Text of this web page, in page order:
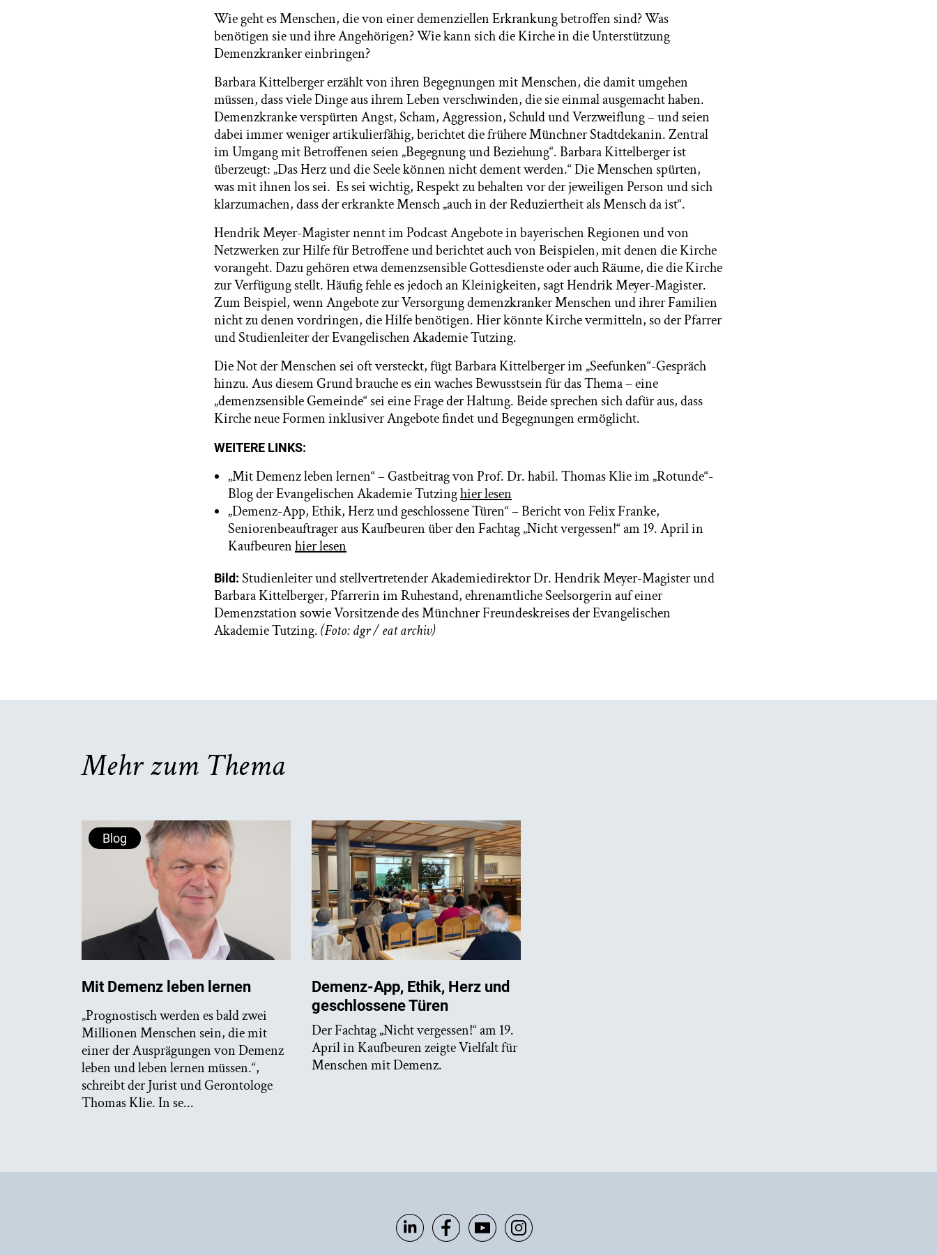
Wie geht es Menschen, die von einer demenziellen Erkrankung betroffen sind? Was
benötigen sie und ihre Angehörigen? Wie kann sich die Kirche in die Unterstützung
Demenzkranker einbringen?
Barbara Kittelberger erzählt von ihren Begegnungen mit Menschen, die damit umgehen
müssen, dass viele Dinge aus ihrem Leben verschwinden, die sie einmal ausgemacht haben.
Demenzkranke verspürten Angst, Scham, Aggression, Schuld und Verzweiflung – und seien
dabei immer weniger artikulierfähig, berichtet die frühere Münchner Stadtdekanin. Zentral
im Umgang mit Betroffenen seien „Begegnung und Beziehung“. Barbara Kittelberger ist
überzeugt: „Das Herz und die Seele können nicht dement werden.“ Die Menschen spürten,
was mit ihnen los sei. Es sei wichtig, Respekt zu behalten vor der jeweiligen Person und sich
klarzumachen, dass der erkrankte Mensch „auch in der Reduziertheit als Mensch da ist“.
Hendrik Meyer-Magister nennt im Podcast Angebote in bayerischen Regionen und von
Netzwerken zur Hilfe für Betroffene und berichtet auch von Beispielen, mit denen die Kirche
vorangeht. Dazu gehören etwa demenzsensible Gottesdienste oder auch Räume, die die Kirche
zur Verfügung stellt. Häufig fehle es jedoch an Kleinigkeiten, sagt Hendrik Meyer-Magister.
Zum Beispiel, wenn Angebote zur Versorgung demenzkranker Menschen und ihrer Familien
nicht zu denen vordringen, die Hilfe benötigen. Hier könnte Kirche vermitteln, so der Pfarrer
und Studienleiter der Evangelischen Akademie Tutzing.
Die Not der Menschen sei oft versteckt, fügt Barbara Kittelberger im „Seefunken“-Gespräch
hinzu. Aus diesem Grund brauche es ein waches Bewusstsein für das Thema – eine
„demenzsensible Gemeinde“ sei eine Frage der Haltung. Beide sprechen sich dafür aus, dass
Kirche neue Formen inklusiver Angebote findet und Begegnungen ermöglicht.
WEITERE LINKS:
„Mit Demenz leben lernen“ – Gastbeitrag von Prof. Dr. habil. Thomas Klie im „Rotunde“-
Blog der Evangelischen Akademie Tutzinghier lesen
„Demenz-App, Ethik, Herz und geschlossene Türen“ – Bericht von Felix Franke,
Seniorenbeauftrager aus Kaufbeuren über den Fachtag „Nicht vergessen!“ am 19. April in
Kaufbeurenhier lesen
Bild: Studienleiter und stellvertretender Akademiedirektor Dr. Hendrik Meyer-Magister und
Barbara Kittelberger, Pfarrerin im Ruhestand, ehrenamtliche Seelsorgerin auf einer
Demenzstation sowie Vorsitzende des Münchner Freundeskreises der Evangelischen
Akademie Tutzing.(Foto: dgr / eat archiv)
Mehr zum Thema
Blog
Mit Demenz leben lernen
„Prognostisch werden es bald zwei
Millionen Menschen sein, die mit
einer der Ausprägungen von Demenz
leben und leben lernen müssen.“,
schreibt der Jurist und Gerontologe
Thomas Klie. In se...
Demenz-App, Ethik, Herz und
geschlossene Türen
Der Fachtag „Nicht vergessen!“ am 19.
April in Kaufbeuren zeigte Vielfalt für
Menschen mit Demenz.